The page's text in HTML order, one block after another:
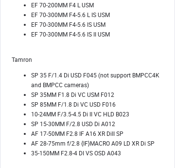
EF 70-200MM F4 L USM
EF 70-300MM F4-5.6 L IS USM
EF 70-300MM F4-5.6 IS USM
EF 70-300MM F4-5.6 IS II USM
Tamron
SP 35 F/1.4 Di USD F045 (not support BMPCC4K
and BMPCC cameras)
SP 35MM F1.8 Di VC USM F012
SP 85MM F/1.8 Di VC USD F016
10-24MM F/3.5-4.5 Di II VC HLD B023
SP 15-30MM F/2.8 USD Di A012
AF 17-50MM F2.8 IF A16 XR DiII SP
AF 28-75mm f/2.8 {IF}MACRO A09 LD XR Di SP
35-150MM F2.8-4 DI VS OSD A043